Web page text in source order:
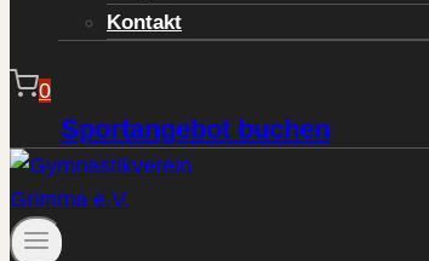
Kontakt
0
Sportangebot buchen